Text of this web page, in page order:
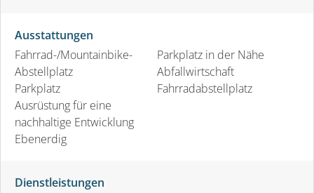
Ausstattungen
Fahrrad-/Mountainbike-
Abstellplatz
Parkplatz
Ausrüstung für eine
nachhaltige Entwicklung
Ebenerdig
Parkplatz in der Nähe
Abfallwirtschaft
Fahrradabstellplatz
Dienstleistungen